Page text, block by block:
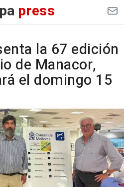
press
la 67 edición
de Manacor,
el domingo 15